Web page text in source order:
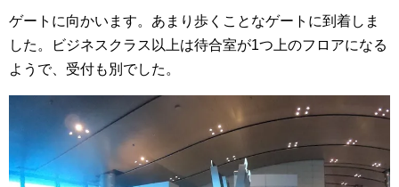
ゲートに向かいます。あまり歩くことなゲートに到着しま
した。ビジネスクラス以上は待合室が1つ上のフロアになる
ようで、受付も別でした。